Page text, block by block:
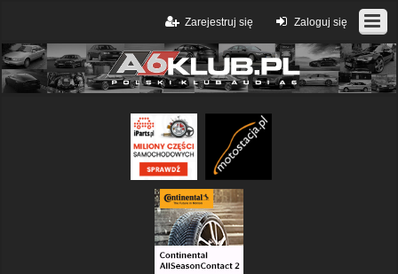
Zaloguj się
Zarejestruj się